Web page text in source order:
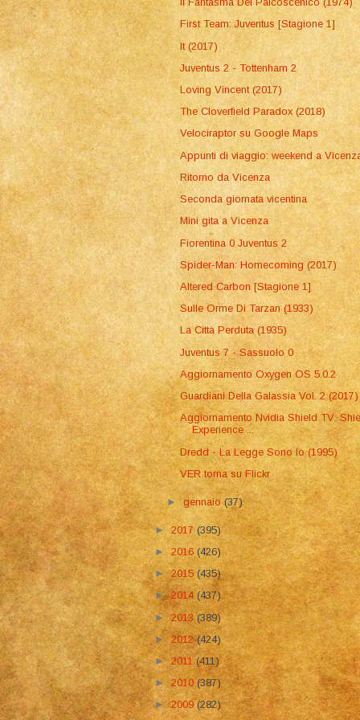
First Team: Juventus [Stagione 1]
It (2017)
Juventus 2 - Tottenham 2
Loving Vincent (2017)
The Cloverfield Paradox (2018)
Velociraptor su Google Maps
Appunti di viaggio: weekend a
Ritorno da Vicenza
Seconda giornata vicentina
Mini gita a Vicenza
Fiorentina 0 Juventus 2
Spider-Man: Homecoming (2017)
Altered Carbon [Stagione 1]
Sulle Orme Di Tarzan (1933)
La Città Perduta (1935)
Juventus 7 - Sassuolo 0
Aggiornamento Oxygen OS 5.0.2
Guardiani Della Galassia Vol. 2 (2017)
Aggiornamento Nvidia Shield TV:
Experience ...
Dredd - La Legge Sono Io (1995)
VER torna su Flickr
►gennaio(37)
►2017(395)
►2016 (426)
►2015(435)
►2014(437)
►2013(389)
►2012(424)
►2011(411)
►2010(387)
►2009(282)